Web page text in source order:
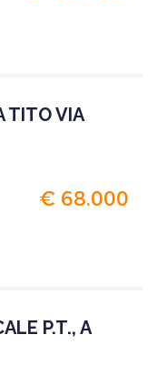
TITO VIA
€ 68.000
P.T., A